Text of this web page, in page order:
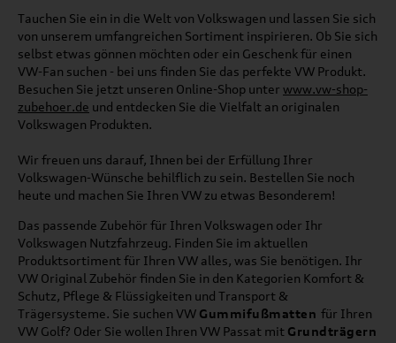
Tauchen Sie ein in die Welt von Volkswagen und lassen Sie sich
von unserem umfangreichen Sortiment inspirieren. Ob Sie sich
selbst etwas gönnen möchten oder ein Geschenk für einen
VW-Fan suchen - bei uns finden Sie das perfekte VW Produkt.
Besuchen Sie jetzt unseren Online-Shop unter www.vw-shop-
zubehoer.de und entdecken Sie die Vielfalt an originalen
Volkswagen Produkten.
Wir freuen uns darauf, Ihnen bei der Erfüllung Ihrer
Volkswagen-Wünsche behilflich zu sein. Bestellen Sie noch
heute und machen Sie Ihren VW zu etwas Besonderem!
Das passende Zubehör für Ihren Volkswagen oder Ihr
Volkswagen Nutzfahrzeug. Finden Sie im aktuellen
Produktsortiment für Ihren VW alles, was Sie benötigen. Ihr
VW Original Zubehör finden Sie in den Kategorien Komfort &
Schutz, Pflege & Flüssigkeiten und Transport &
Trägersysteme. Sie suchen VW Gummifußmatten für Ihren
VW Golf? Oder Sie wollen Ihren VW Passat mit Grundträgern